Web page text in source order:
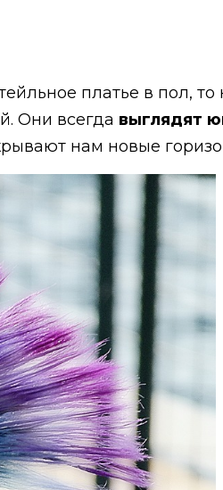
платье в пол, то
Они всегда выглядят
нам новые